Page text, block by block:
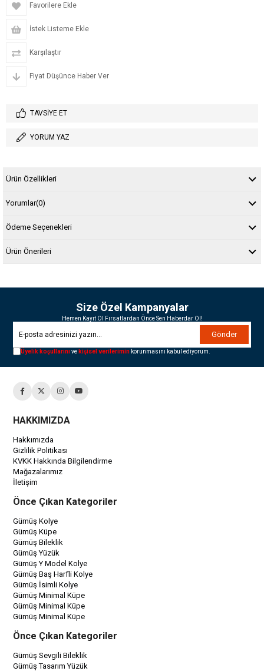
Favorilere Ekle
İstek Listeme Ekle
Karşılaştır
Fiyat Düşünce Haber Ver
TAVSIYE ET
YORUM YAZ
Ürün Özellikleri
Yorumlar(0)
Ödeme Seçenekleri
Ürün Önerileri
Size Özel Kampanyalar
Hemen Kayıt Ol Fırsatlardan Önce Sen Haberdar Ol!
Gönder
Üyelik koşullarınıve kişisel verilerimin korunmasını kabul ediyorum.
HAKKIMIZDA
Hakkımızda
Gizlilik Politikası
KVKK Hakkında Bilgilendirme
Mağazalarımız
İletişim
Önce Çıkan Kategoriler
Gümüş Kolye
Gümüş Küpe
Gümüş Bileklik
Gümüş Yüzük
Gümüş Y Model Kolye
Gümüş Baş Harfli Kolye
Gümüş İsimli Kolye
Gümüş Minimal Küpe
Gümüş Minimal Küpe
Gümüş Minimal Küpe
Önce Çıkan Kategoriler
Gümüş Sevgili Bileklik
Gümüş Tasarım Yüzük